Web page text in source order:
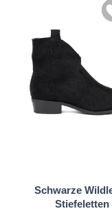
Schwarze
Stiefeletten